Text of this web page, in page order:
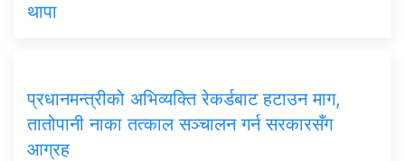
थापा
प्रधानमन्त्रीको अभिव्यक्ति रेकर्डबाट हटाउन माग,
तातोपानी नाका तत्काल सञ्चालन गर्न सरकारसँग
आग्रह